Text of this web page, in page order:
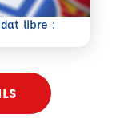
libre :